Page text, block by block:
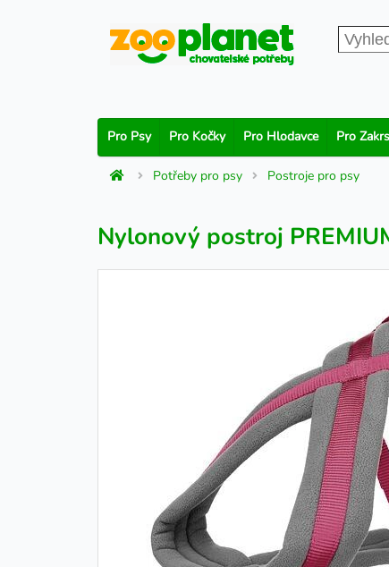
Pro Psy Pro Kočky Pro Hlodavce Pro
Potřeby pro psy Postroje pro psy
Nylonový postroj